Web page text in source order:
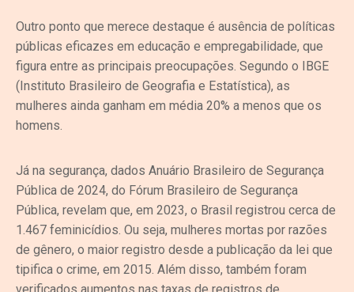
Outro ponto que merece destaque é ausência de políticas
públicas eficazes em educação e empregabilidade, que
figura entre as principais preocupações. Segundo o IBGE
(Instituto Brasileiro de Geografia e Estatística), as
mulheres ainda ganham em média 20% a menos que os
homens.
Já na segurança, dados Anuário Brasileiro de Segurança
Pública de 2024, do Fórum Brasileiro de Segurança
Pública, revelam que, em 2023, o Brasil registrou cerca de
1.467 feminicídios. Ou seja, mulheres mortas por razões
de gênero, o maior registro desde a publicação da lei que
tipifica o crime, em 2015. Além disso, também foram